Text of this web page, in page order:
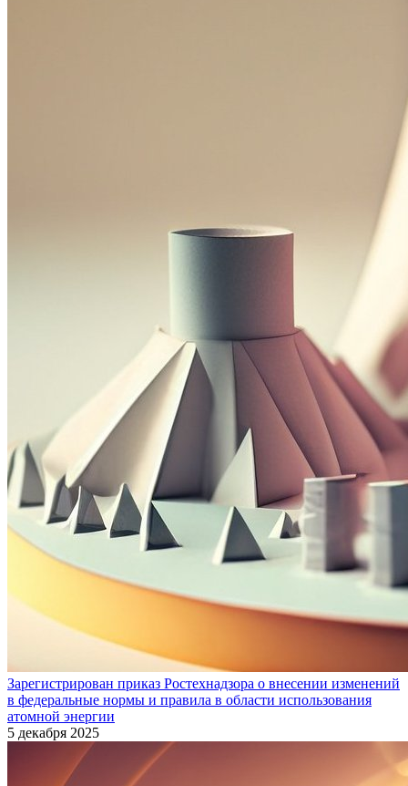
Зарегистрирован приказ Ростехнадзора о внесении изменений
в федеральные нормы и правила в области использования
атомной энергии
5 декабря 2025